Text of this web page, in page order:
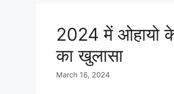
2024 में ओहायो
का खुलासा
March 16, 2024